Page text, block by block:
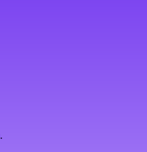
.